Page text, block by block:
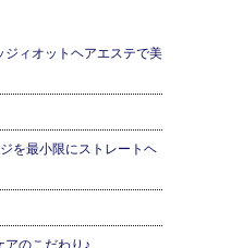
ィオットヘアエステで美
を最小限にストレートヘ